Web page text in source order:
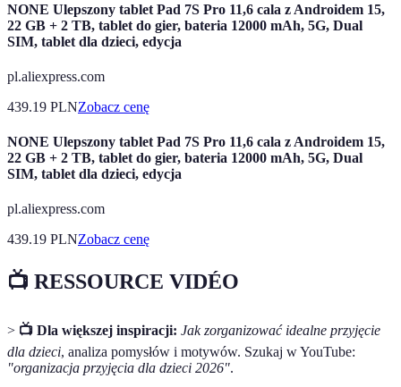
NONE Ulepszony tablet Pad 7S Pro 11,6 cala z Androidem 15,
22 GB + 2 TB, tablet do gier, bateria 12000 mAh, 5G, Dual
SIM, tablet dla dzieci, edycja
pl.aliexpress.com
439.19 PLNZobacz cenę
NONE Ulepszony tablet Pad 7S Pro 11,6 cala z Androidem 15,
22 GB + 2 TB, tablet do gier, bateria 12000 mAh, 5G, Dual
SIM, tablet dla dzieci, edycja
pl.aliexpress.com
439.19 PLNZobacz cenę
📺 RESSOURCE VIDÉO
> 📺 Dla większej inspiracji: Jak zorganizować idealne przyjęcie
dla dzieci, analiza pomysłów i motywów. Szukaj w YouTube:
"organizacja przyjęcia dla dzieci 2026".